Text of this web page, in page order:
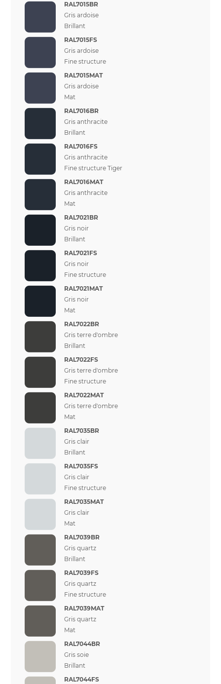
RAL7015BR
Gris ardoise
Brillant
RAL7015FS
Gris ardoise
Fine structure
RAL7015MAT
Gris ardoise
Mat
RAL7016BR
Gris anthracite
Brillant
RAL7016FS
Gris anthracite
Fine structure Tiger
RAL7016MAT
Gris anthracite
Mat
RAL7021BR
Gris noir
Brillant
RAL7021FS
Gris noir
Fine structure
RAL7021MAT
Gris noir
Mat
RAL7022BR
Gris terre d'ombre
Brillant
RAL7022FS
Gris terre d'ombre
Fine structure
RAL7022MAT
Gris terre d'ombre
Mat
RAL7035BR
Gris clair
Brillant
RAL7035FS
Gris clair
Fine structure
RAL7035MAT
Gris clair
Mat
RAL7039BR
Gris quartz
Brillant
RAL7039FS
Gris quartz
Fine structure
RAL7039MAT
Gris quartz
Mat
RAL7044BR
Gris soie
Brillant
RAL7044FS